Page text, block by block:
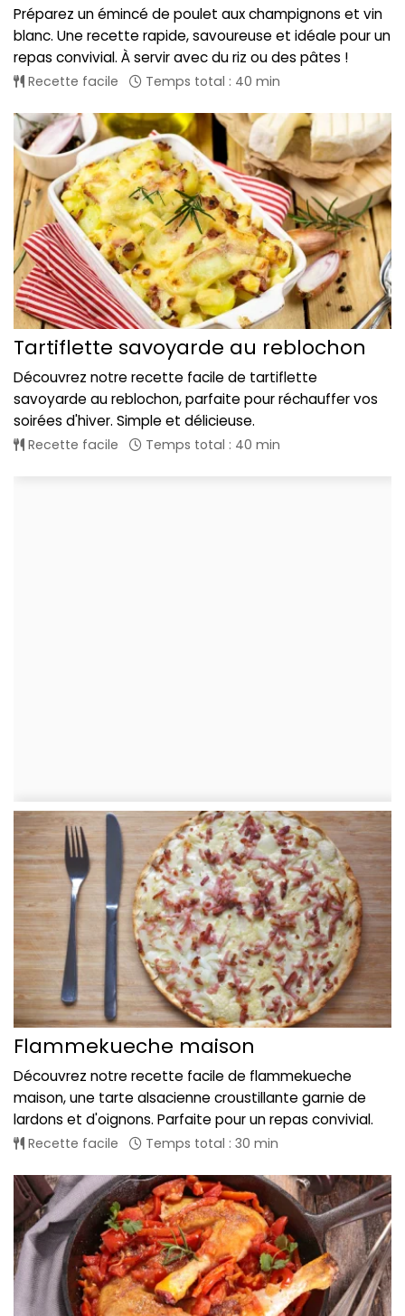
Préparez un émincé de poulet aux champignons et vin
blanc. Une recette rapide, savoureuse et idéale pour un
repas convivial. À servir avec du riz ou des pâtes !
Recette facile Temps total : 40 min
Tartiflette savoyarde au reblochon
Découvrez notre recette facile de tartiflette
savoyarde au reblochon, parfaite pour réchauffer vos
soirées d'hiver. Simple et délicieuse.
Recette facile Temps total : 40 min
Flammekueche maison
Découvrez notre recette facile de flammekueche
maison, une tarte alsacienne croustillante garnie de
lardons et d'oignons. Parfaite pour un repas convivial.
Recette facile Temps total : 30 min